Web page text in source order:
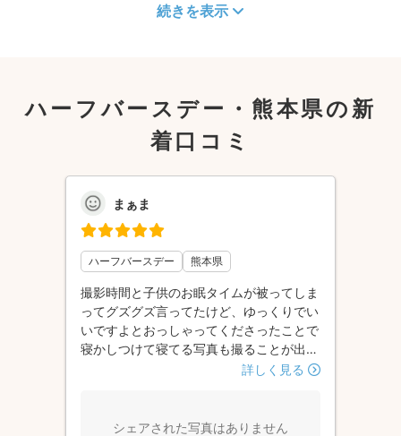
続きを表示
ハーフバースデー・熊本県の新
着口コミ
まぁま
ハーフバースデー 熊本県
撮影時間と子供のお眠タイムが被ってしま
ってグズグズ言ってたけど、ゆっくりでい
いですよとおっしゃってくださったことで
寝かしつけて寝てる写真も撮ることが出来
ました！子供のペースに合わせて頂いてあ
詳しく見る
シェアされた写真はありません